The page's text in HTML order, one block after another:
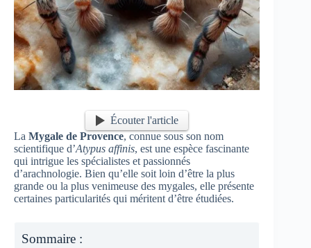
Écouter l'article
La Mygale de Provence, connue sous son nom
scientifique d’Atypus affinis, est une espèce fascinante
qui intrigue les spécialistes et passionnés
d’arachnologie. Bien qu’elle soit loin d’être la plus
grande ou la plus venimeuse des mygales, elle présente
certaines particularités qui méritent d’être étudiées.
Sommaire :